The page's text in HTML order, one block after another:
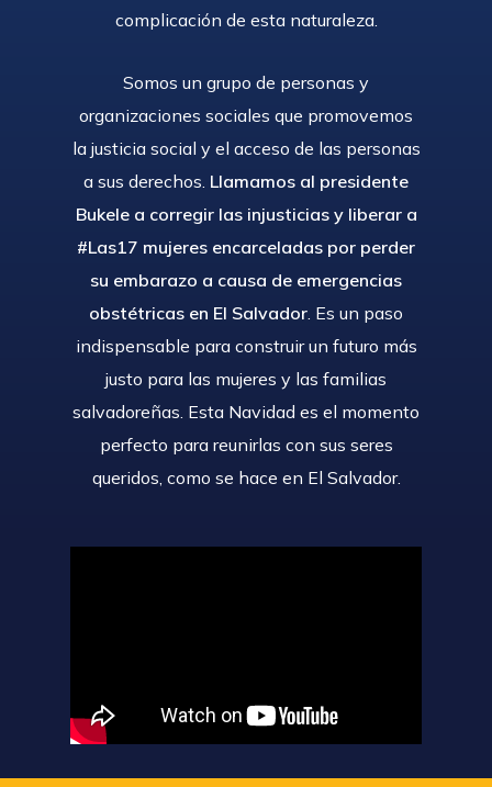
complicación de esta naturaleza.
Somos un grupo de personas y
organizaciones sociales que promovemos
la justicia social y el acceso de las personas
a sus derechos. Llamamos al presidente
Bukele a corregir las injusticias y liberar a
#Las17 mujeres encarceladas por perder
su embarazo a causa de emergencias
obstétricas en El Salvador. Es un paso
indispensable para construir un futuro más
justo para las mujeres y las familias
salvadoreñas. Esta Navidad es el momento
perfecto para reunirlas con sus seres
queridos, como se hace en El Salvador.